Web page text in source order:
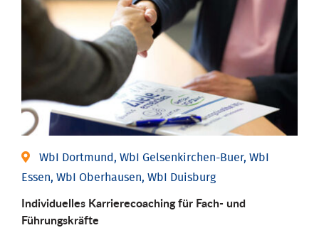
WbI Dortmund, WbI Gelsenkirchen-Buer, WbI
Essen, WbI Oberhausen, WbI Duisburg
Individu­elles Karrierecoaching für Fach-­ und
Führungs­kräfte